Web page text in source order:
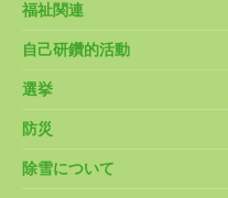
福祉関連
自己研鑽的活動
選挙
防災
除雪について